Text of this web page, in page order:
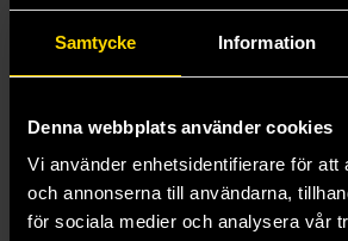
Samtycke Information
Denna webbplats använder cookies
Vi använder enhetsidentifierare för att
och annonserna till användarna,
för sociala medier och analysera vår